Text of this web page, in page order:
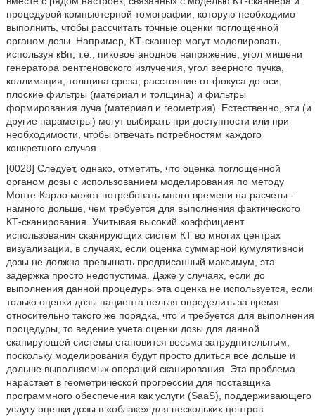
процедурой компьютерной томографии, которую необходимо
выполнить, чтобы рассчитать точные оценки поглощенной
органом дозы. Например, КТ-сканнер могут моделировать,
используя кВп, т.е., пиковое анодное напряжение, угол мишени
генератора рентгеновского излучения, угол веерного пучка,
коллимация, толщина среза, расстояние от фокуса до оси,
плоские фильтры (материал и толщина) и фильтры
формирования луча (материал и геометрия). Естественно, эти (и
другие параметры) могут выбирать при доступности или при
необходимости, чтобы отвечать потребностям каждого
конкретного случая.
[0028] Следует, однако, отметить, что оценка поглощенной
органом дозы с использованием моделирования по методу
Монте-Карло может потребовать много времени на расчеты -
намного дольше, чем требуется для выполнения фактического
КТ-сканирования. Учитывая высокий коэффициент
использования сканирующих систем КТ во многих центрах
визуализации, в случаях, если оценка суммарной кумулятивной
дозы не должна превышать предписанный максимум, эта
задержка просто недопустима. Даже у случаях, если до
выполнения данной процедуры эта оценка не используется, если
только оценки дозы пациента нельзя определить за время
относительно такого же порядка, что и требуется для выполнения
процедуры, то ведение учета оценки дозы для данной
сканирующей системы становится весьма затруднительным,
поскольку моделирования будут просто длиться все дольше и
дольше выполняемых операций сканирования. Эта проблема
нарастает в геометрической прогрессии для поставщика
программного обеспечения как услуги (SaaS), поддерживающего
услугу оценки дозы в «облаке» для нескольких центров